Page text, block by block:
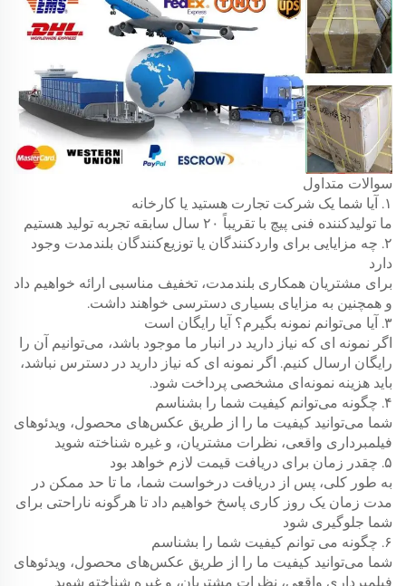
سوالات متداول
۱. آیا شما یک شرکت تجارت هستید یا کارخانه
ما تولیدکننده فنی پیچ با تقریباً ۲۰ سال سابقه تجربه تولید هستیم
۲. چه مزایایی برای واردکنندگان یا توزیع‌کنندگان بلندمدت وجود
دارد
برای مشتریان همکاری بلندمدت، تخفیف مناسبی ارائه خواهیم داد
و همچنین به مزایای بسیاری دسترسی خواهند داشت.
۳. آیا می‌توانم نمونه بگیرم؟ آیا رایگان است
اگر نمونه ای که نیاز دارید در انبار ما موجود باشد، می‌توانیم آن را
رایگان ارسال کنیم. اگر نمونه ای که نیاز دارید در دسترس نباشد،
باید هزینه نمونه‌ای مشخصی پرداخت شود.
۴. چگونه می‌توانم کیفیت شما را بشناسم
شما می‌توانید کیفیت ما را از طریق عکس‌های محصول، ویدئوهای
فیلمبرداری واقعی، نظرات مشتریان، و غیره شناخته شوید
۵. چقدر زمان برای دریافت قیمت لازم خواهد بود
به طور کلی، پس از دریافت درخواست شما، ما تا حد ممکن در
مدت زمان یک روز کاری پاسخ خواهیم داد تا هرگونه ناراحتی برای
شما جلوگیری شود
۶. چگونه می توانم کیفیت شما را بشناسم
شما می‌توانید کیفیت ما را از طریق عکس‌های محصول، ویدئوهای
فیلمبرداری واقعی، نظرات مشتریان، و غیره شناخته شوید